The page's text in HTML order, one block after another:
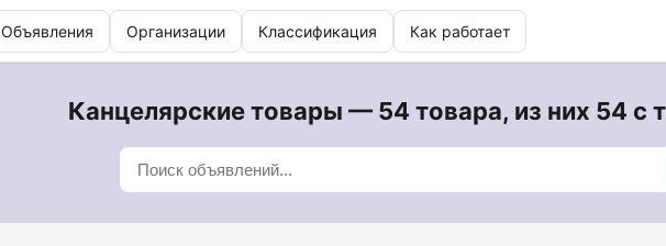
Объявления Организации Классификация Как работает
Канцелярские товары — 54 товара, из них 54 с